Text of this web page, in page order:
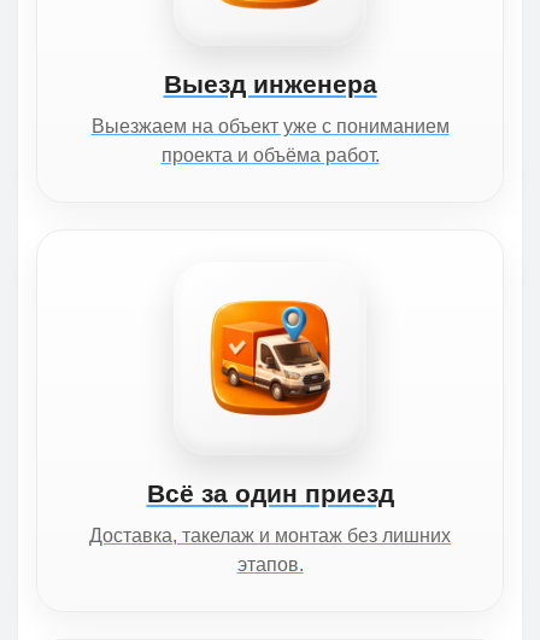
Выезд инженера
Выезжаем на объект уже с пониманием
проекта и объёма работ.
Всё за один приезд
Доставка, такелаж и монтаж без лишних
этапов.